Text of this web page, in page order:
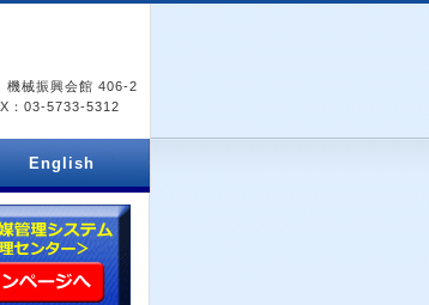
械振興会館 406-2
：03-5733-5312
English